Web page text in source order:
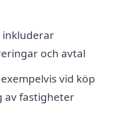
och avtal
vid köp
av fastigheter